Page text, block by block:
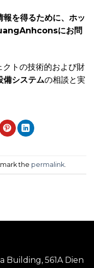
を得るために、ホッ
にお問
トの技術的および財
備システムの相談と実
the permalink
Building, 561A Dien